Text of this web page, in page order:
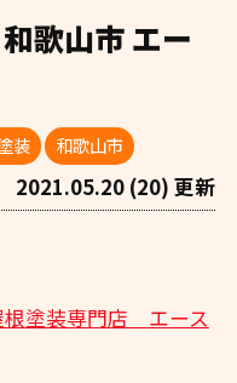
歌山市 エー
装 和歌山市
2021.05.20 (20) 更新
根塗装専門店 エース